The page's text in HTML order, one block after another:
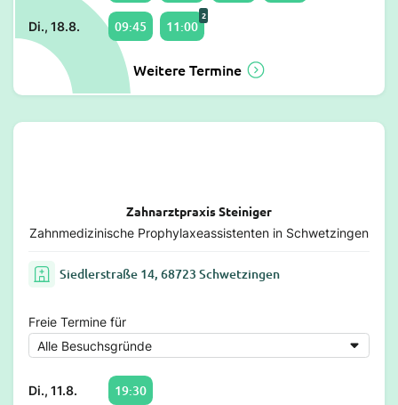
Di., 18.8. 09:45 11:00
2
Weitere Termine
Zahnarztpraxis Steiniger
Zahnmedizinische Prophylaxeassistenten in Schwetzingen
Siedlerstraße 14, 68723 Schwetzingen
Freie Termine für
Di., 11.8. 19:30